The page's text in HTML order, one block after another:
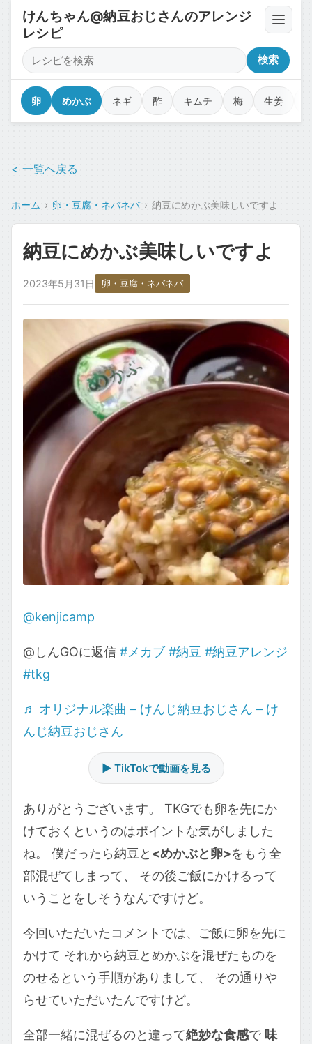
けんちゃん@納豆おじさんのアレンジ
レシピ
卵・豆腐・ネバネバ
薬味・香味野菜
調味料・オイル・タレ
乾物・海苔・トッピング
カップ麺・ジャンク・コラボ
魚介・肉のせ
ごはん・主食もの
お取り寄せ・銘柄・ご当地
変わり種・ネタ
食材タグ一覧 →
検索
卵 めかぶ ネギ 酢 キムチ 梅 生姜
< 一覧へ戻る
ホーム 卵・豆腐・ネバネバ 納豆にめかぶ美味しいですよ
納豆にめかぶ美味しいですよ
2023年5月31日 卵・豆腐・ネバネバ
@kenjicamp
@しんGOに返信 #メカブ #納豆 #納豆アレンジ
#tkg
♬ オリジナル楽曲 – けんじ納豆おじさん – け
んじ納豆おじさん
▶ TikTokで動画を見る
ありがとうございます。 TKGでも卵を先にか
けておくというのはポイントな気がしました
ね。 僕だったら納豆と <めかぶと卵>をもう全
部混ぜてしまって、 その後ご飯にかけるって
いうことをしそうなんですけど。
今回いただいたコメントでは、ご飯に卵を先に
かけて それから納豆とめかぶを混ぜたものを
のせるという手順がありまして、 その通りや
らせていただいたんですけど。
全部一緒に混ぜるのと違って絶妙な食感で 味